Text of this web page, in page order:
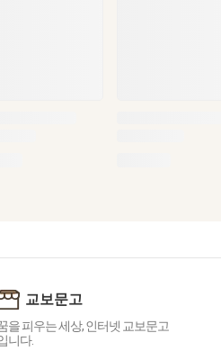
교보문고
을 피우는 세상, 인터넷 교보문고
니다.